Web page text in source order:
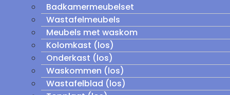
Badkamermeubelset
Wastafelmeubels
Meubels met waskom
Kolomkast (los)
Onderkast (los)
Waskommen (los)
Wastafelblad (los)